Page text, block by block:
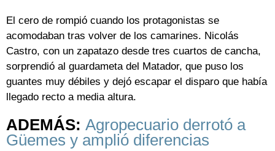
El cero de rompió cuando los protagonistas se
acomodaban tras volver de los camarines. Nicolás
Castro, con un zapatazo desde tres cuartos de cancha,
sorprendió al guardameta del Matador, que puso los
guantes muy débiles y dejó escapar el disparo que había
llegado recto a media altura.
ADEMÁS: Agropecuario derrotó a
Güemes y amplió diferencias